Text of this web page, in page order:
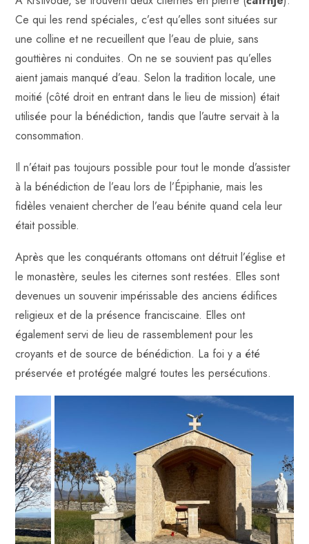
Ce qui les rend spéciales, c’est qu’elles sont situées sur
une colline et ne recueillent que l’eau de pluie, sans
gouttières ni conduites. On ne se souvient pas qu’elles
aient jamais manqué d’eau. Selon la tradition locale, une
moitié (côté droit en entrant dans le lieu de mission) était
utilisée pour la bénédiction, tandis que l’autre servait à la
consommation.
Il n’était pas toujours possible pour tout le monde d’assister
à la bénédiction de l’eau lors de l’Épiphanie, mais les
fidèles venaient chercher de l’eau bénite quand cela leur
était possible.
Après que les conquérants ottomans ont détruit l’église et
le monastère, seules les citernes sont restées. Elles sont
devenues un souvenir impérissable des anciens édifices
religieux et de la présence franciscaine. Elles ont
également servi de lieu de rassemblement pour les
croyants et de source de bénédiction. La foi y a été
préservée et protégée malgré toutes les persécutions.